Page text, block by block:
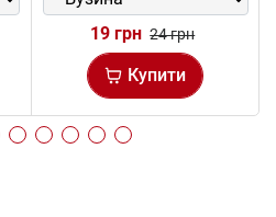
19 грн 24 грн
Купити